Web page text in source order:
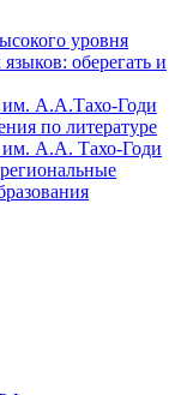
уровня
оберегать и
А.А.Тахо-Годи
по литературе
А.А. Тахо-Годи